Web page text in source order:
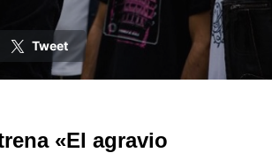
Tweet
«El agravio